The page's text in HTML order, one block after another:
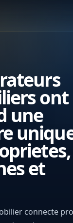
ont
une
et
connecte